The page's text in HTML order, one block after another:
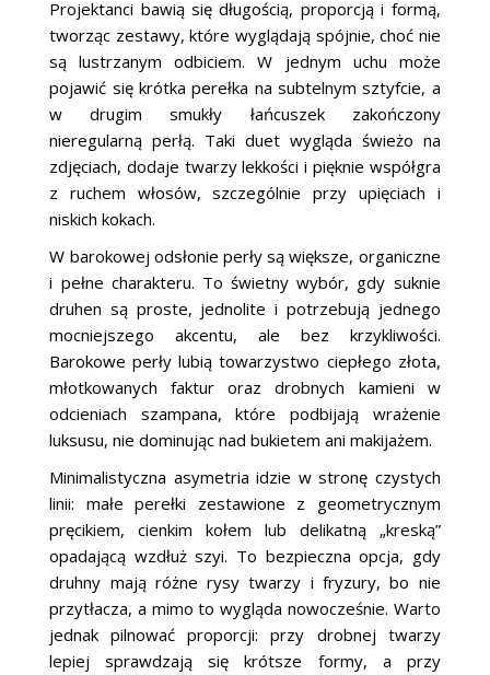
Projektanci bawią się długością, proporcją i formą,
tworząc zestawy, które wyglądają spójnie, choć nie
są lustrzanym odbiciem. W jednym uchu może
pojawić się krótka perełka na subtelnym sztyfcie, a
w drugim smukły łańcuszek zakończony
nieregularną perłą. Taki duet wygląda świeżo na
zdjęciach, dodaje twarzy lekkości i pięknie współgra
z ruchem włosów, szczególnie przy upięciach i
niskich kokach.
W barokowej odsłonie perły są większe, organiczne
i pełne charakteru. To świetny wybór, gdy suknie
druhen są proste, jednolite i potrzebują jednego
mocniejszego akcentu, ale bez krzykliwości.
Barokowe perły lubią towarzystwo ciepłego złota,
młotkowanych faktur oraz drobnych kamieni w
odcieniach szampana, które podbijają wrażenie
luksusu, nie dominując nad bukietem ani makijażem.
Minimalistyczna asymetria idzie w stronę czystych
linii: małe perełki zestawione z geometrycznym
pręcikiem, cienkim kołem lub delikatną „kreską”
opadającą wzdłuż szyi. To bezpieczna opcja, gdy
druhny mają różne rysy twarzy i fryzury, bo nie
przytłacza, a mimo to wygląda nowocześnie. Warto
jednak pilnować proporcji: przy drobnej twarzy
lepiej sprawdzają się krótsze formy, a przy